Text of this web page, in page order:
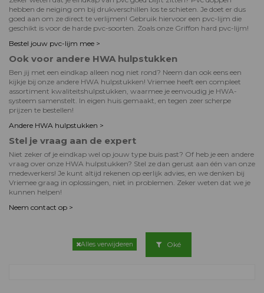
hebben de neiging om bij drukverschillen los te schieten. Je doet er dus
goed aan om ze direct te verlijmen! Gebruik hiervoor een pvc-lijm die
geschikt is voor de harde pvc-soorten. Zoals onze Griffon hard pvc-lijm!
Bestel jouw pvc-lijm mee >
Ook voor andere HWA hulpstukken
Ben jij met een eindkap alleen nog niet rond? Neem dan ook eens een
kijkje bij onze andere HWA hulpstukken! Vriemee heeft een compleet
assortiment kwaliteitshulpstukken, waarmee je eenvoudig je HWA-
systeem samenstelt. In eigen huis gemaakt, en tegen zeer scherpe
prijzen te bestellen!
Andere HWA hulpstukken >
Stel je vraag aan de expert
Niet zeker of je eindkap wel op jouw type buis past? Of heb je een andere
vraag over onze HWA hulpstukken? Stel ze dan gerust aan één van onze
medewerkers! Je kunt altijd rekenen op eerlijk advies, en we denken bij
Vriemee graag in oplossingen, niet in problemen. Zeker weten dat we je
kunnen helpen!
Neem contact op >
Alles verwijderen Oké